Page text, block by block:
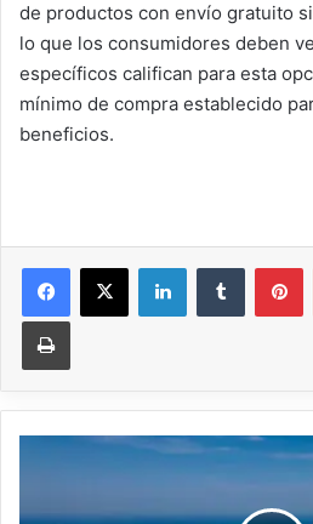
de productos con envío gratuito
lo que los consumidores deben
específicos califican para esta
mínimo de compra establecido
beneficios.